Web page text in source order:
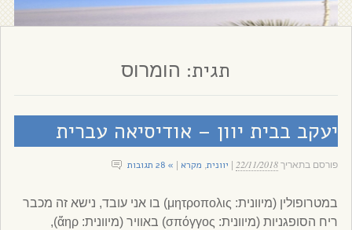
תגית: הומרוס
יעקב בבית יוון – אודיסיאה עברית
פורסם בתאריך22/11/2018 יוונית, מקרא » 28 תגובות
במטרופולין (מיוונית: μητροπολις) בו אני עובד, נישא זה מכבר
ריח הסופגניות (מיוונית: σπόγγος) באוויר (מיוונית: ἄηρ),